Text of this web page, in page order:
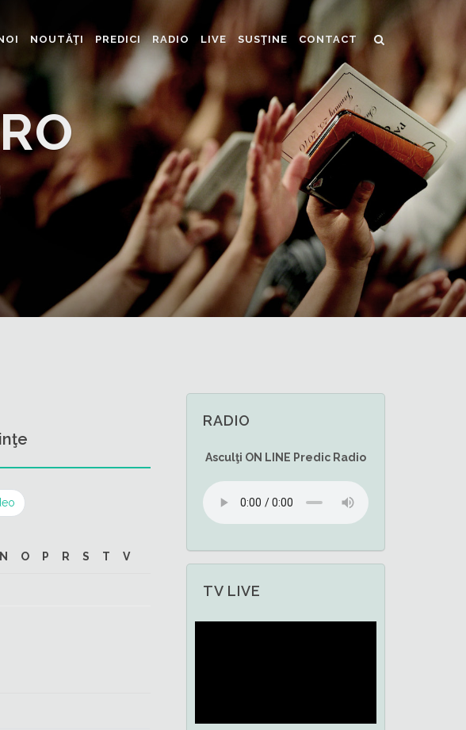
NOUTĂŢI PREDICI RADIO LIVE SUSŢINE CONTACT
N O P R S T V
RADIO
Asculţi ON LINE Predic Radio
TV LIVE